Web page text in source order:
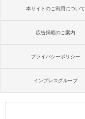
本サイトのご利用について
広告掲載のご案内
プライバシーポリシー
インプレスグループ